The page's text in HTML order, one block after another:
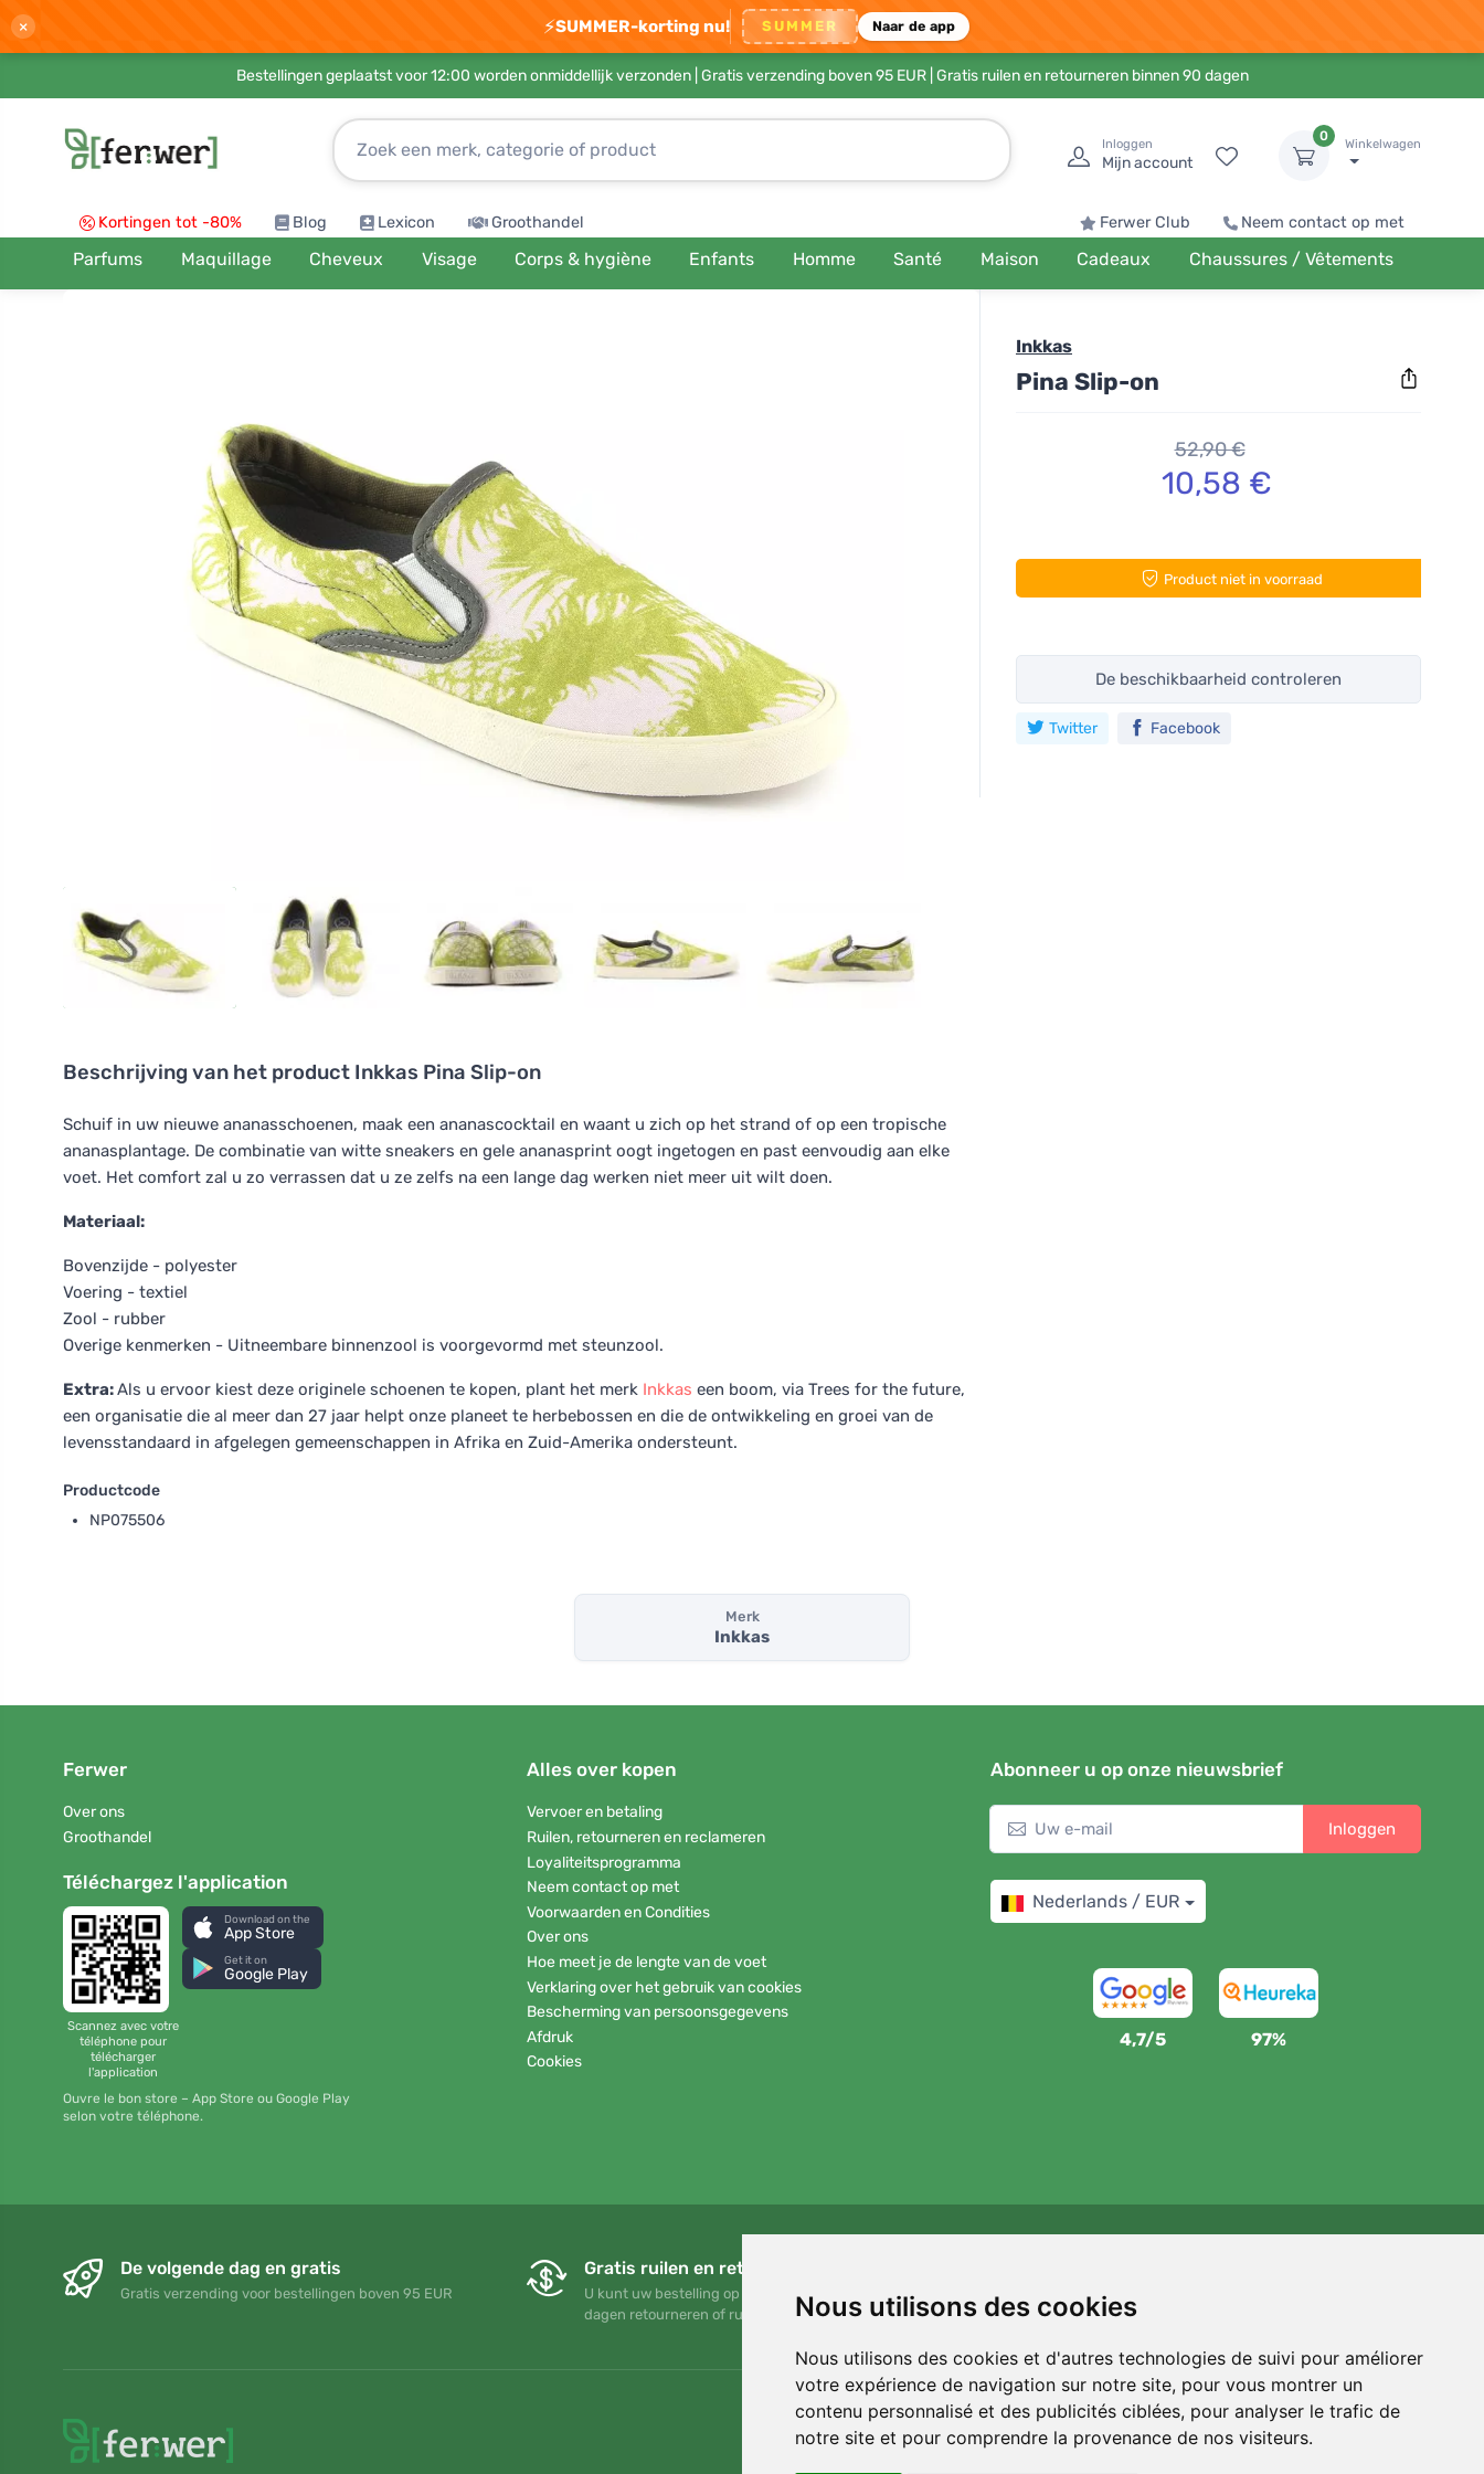
Nous utilisons des cookies
Nous utilisons des cookies et d'autres technologies de suivi pour améliorer
votre expérience de navigation sur notre site, pour vous montrer un
contenu personnalisé et des publicités ciblées, pour analyser le trafic de
notre site et pour comprendre la provenance de nos visiteurs.
× ⚡SUMMER-korting nu! SUMMER Naar de app
Bestellingen geplaatst voor 12:00 worden onmiddellijk verzonden | Gratis verzending boven 95 EUR| Gratis ruilen en retourneren binnen 90 dagen
Inloggen
Mijn account
0
Winkelwagen
Kortingen tot -80% Blog Lexicon Groothandel Ferwer Club Neem contact op met
Parfums Maquillage Cheveux Visage Corps & hygiène Enfants Homme Santé Maison Cadeaux Chaussures / Vêtements
Beschrijving van het product Inkkas Pina Slip-on
Schuif in uw nieuwe ananasschoenen, maak een ananascocktail en waant u zich op het strand of op een tropische
ananasplantage. De combinatie van witte sneakers en gele ananasprint oogt ingetogen en past eenvoudig aan elke
voet. Het comfort zal u zo verrassen dat u ze zelfs na een lange dag werken niet meer uit wilt doen.
Materiaal:
Bovenzijde - polyester
Voering - textiel
Zool - rubber
Overige kenmerken - Uitneembare binnenzool is voorgevormd met steunzool.
Extra:Als u ervoor kiest deze originele schoenen te kopen, plant het merk Inkkas een boom, via Trees for the future,
een organisatie die al meer dan 27 jaar helpt onze planeet te herbebossen en die de ontwikkeling en groei van de
levensstandaard in afgelegen gemeenschappen in Afrika en Zuid-Amerika ondersteunt.
Productcode
NP075506
Inkkas
Pina Slip-on
52,90 €
10,58 €
Product niet in voorraad
De beschikbaarheid controleren
Twitter Facebook
Merk
Inkkas
Ferwer
Over ons
Groothandel
Téléchargez l'application
Scannez avec votre
téléphone pour
télécharger
l'application
Download on the
App Store
Get it on
Google Play
Ouvre le bon store – App Store ou Google Play
selon votre téléphone.
Alles over kopen
Vervoer en betaling
Ruilen, retourneren en reclameren
Loyaliteitsprogramma
Neem contact op met
Voorwaarden en Condities
Over ons
Hoe meet je de lengte van de voet
Verklaring over het gebruik van cookies
Bescherming van persoonsgegevens
Afdruk
Cookies
Abonneer u op onze nieuwsbrief
Inloggen
Nederlands / EUR
4,7/5 97%
De volgende dag en gratis
Gratis verzending voor bestellingen boven 95 EUR
Gratis ruilen en retourneren
U kunt uw bestelling op elk gewenst moment binnen 90
dagen retourneren of ruilen
Voor elke bestelling planten we een boom! Lees meer
Over ons.